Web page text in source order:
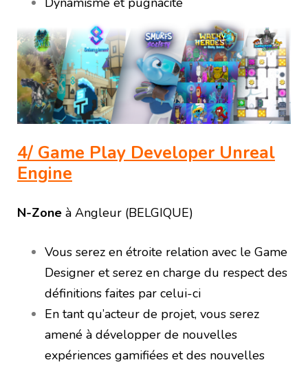
4/ Game Play Developer Unreal
Engine
N-Zone à Angleur (BELGIQUE)
Vous serez en étroite relation avec le Game
Designer et serez en charge du respect des
définitions faites par celui-ci
En tant qu’acteur de projet, vous serez
amené à développer de nouvelles
expériences gamifiées et des nouvelles